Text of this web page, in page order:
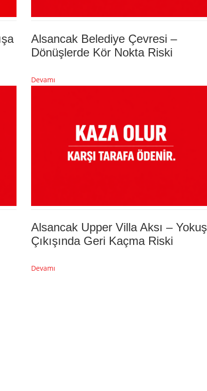
Alsancak Belediye Çevresi –
Dönüşlerde Kör Nokta Riski
Devamı
Alsancak Upper Villa Aksı – Yokuş
Çıkışında Geri Kaçma Riski
Devamı